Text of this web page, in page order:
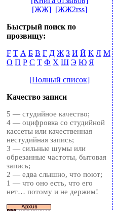
[ЖЖ] [ЖЖ2rss]
Быстрый поиск по
прозвищу:
F T А Б В Г Д Ж З И Й К Л М
О П Р С Т Ф Х Ш Э Ю Я
[Полный список]
Качество записи
5 — студийное качество;
4 — оцифровка со студийной
кассеты или качественная
нестудийная запись;
3 — сильные шумы или
обрезанные частоты, бытовая
запись;
2 — едва слышно, что поют;
1 — что оно есть, что его
нет… потому и не держим!